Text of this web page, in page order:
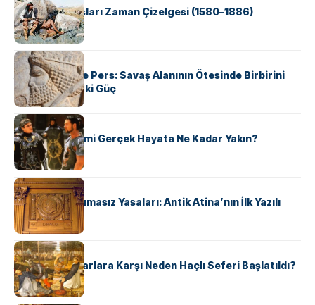
Apache Savaşları Zaman Çizelgesi (1580–1886)
KÜLTÜR
Antik Yunan ve Pers: Savaş Alanının Ötesinde Birbirini
Şekillendiren İki Güç
KÜLTÜR
‘Gladiator’ Filmi Gerçek Hayata Ne Kadar Yakın?
KÜLTÜR
Draco’nun Acımasız Yasaları: Antik Atina’nın İlk Yazılı
Hukuk Kodu
KÜLTÜR
Avrupalı ​​Katharlara Karşı Neden Haçlı Seferi Başlatıldı?